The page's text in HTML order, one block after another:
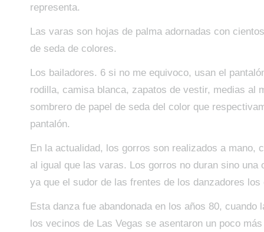
representa.
Las varas son hojas de palma adornadas con
de seda de colores.
Los bailadores. 6 si no me equivoco, usan el
rodilla, camisa blanca, zapatos de vestir, medias al
sombrero de papel de seda del color que
pantalón.
En la actualidad, los gorros son realizados a mano,
al igual que las varas. Los gorros no duran sino una
ya que el sudor de las frentes de los danzadores los
Esta danza fue abandonada en los años 80, cuando
los vecinos de Las Vegas se asentaron un poco